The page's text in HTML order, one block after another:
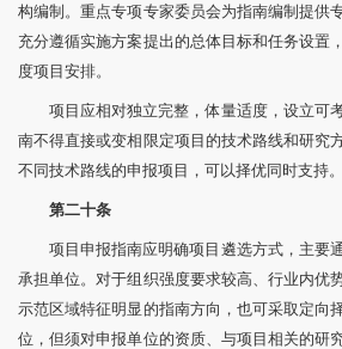
构编制。重点专项专家委员会为指南编制提供
充分遵循实施方案提出的总体目标和任务设置
度项目安排。
项目应相对独立完整，体量适度，设立可
南不得直接或变相限定项目的技术路线和研究
不同技术路线的申报项目，可以择优同时支持。
第二十条
项目申报指南应明确项目遴选方式，主要
承担单位。对于组织强度要求较高、行业内优
示范区域特征明显的指南方向，也可采取定向
位，但须对申报单位的资质、与项目相关的研